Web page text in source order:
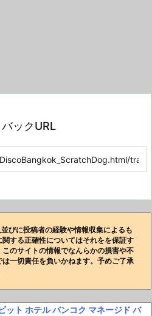
ックURL
びに投稿者の経験や情報収集によるも
する正確性についてはそれをを保証す
のサイトの情報でなんらかの損害や不
一切責任を負いかねます。予めご了承
ット ホテル バンコク マネージド バ